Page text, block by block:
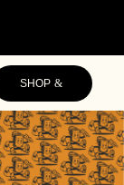
SHOP